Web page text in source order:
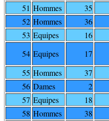
51 Hommes 35
52 Hommes 36
53 Equipes 16
54 Equipes 17
55 Hommes 37
56 Dames 2
57 Equipes 18
58 Hommes 38